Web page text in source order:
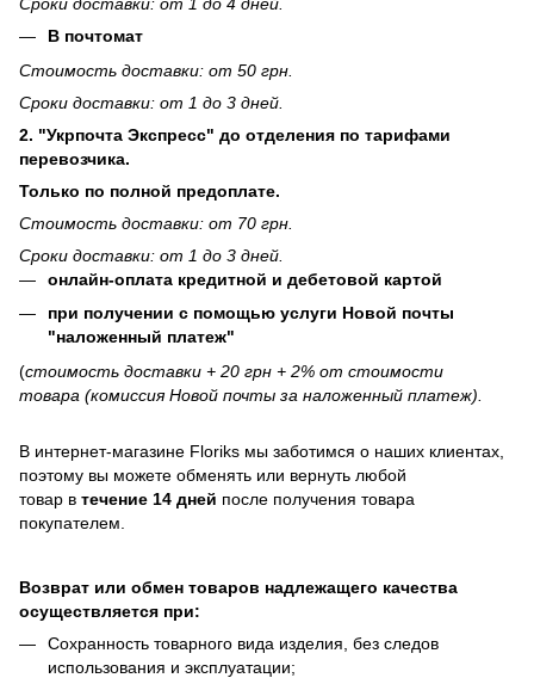
Сроки доставки: от 1 до 4 дней.
В почтомат
Стоимость доставки: от 50 грн.
Сроки доставки: от 1 до 3 дней.
2. "Укрпочта Экспресс" до отделения по тарифами
перевозчика.
Только по полной предоплате.
Стоимость доставки: от 70 грн.
Сроки доставки: от 1 до 3 дней.
онлайн-оплата кредитной и дебетовой картой
при получении с помощью услуги Новой почты
"наложенный платеж"
(стоимость доставки + 20 грн + 2% от стоимости
товара (комиссия Новой почты за наложенный платеж).
В интернет-магазине Floriks мы заботимся о наших клиентах,
поэтому вы можете обменять или вернуть любой
товар в течение 14 дней после получения товара
покупателем.
Возврат или обмен товаров надлежащего качества
осуществляется при:
Сохранность товарного вида изделия, без следов
использования и эксплуатации;